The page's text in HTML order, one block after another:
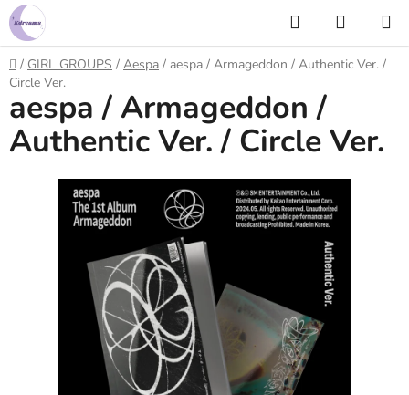
Prejsť
na
obsah
Hľadať
KOŠÍK
Domov
/ GIRL GROUPS / Aespa / aespa / Armageddon / Authentic Ver. /
Circle Ver.
aespa / Armageddon /
Authentic Ver. / Circle Ver.